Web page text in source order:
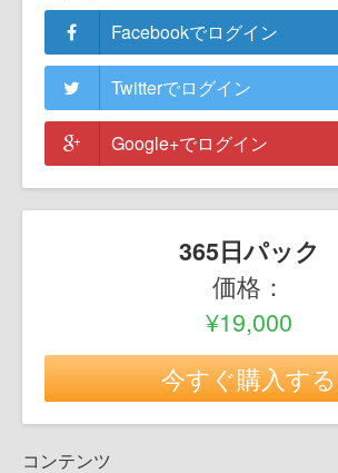
Facebookでログイン
Twitterでログイン
Google+でログイン
365日パック
価格：
¥19,000
今すぐ購入する
コンテンツ